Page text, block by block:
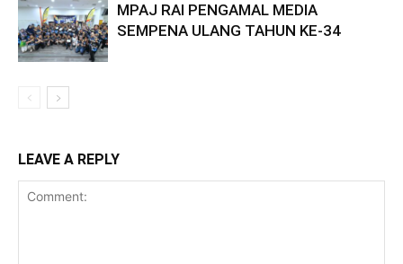
MPAJ RAI PENGAMAL MEDIA
SEMPENA ULANG TAHUN KE-34
LEAVE A REPLY